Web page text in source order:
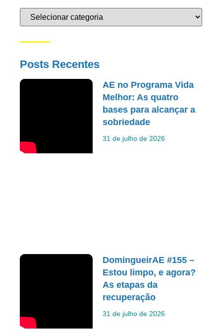
Posts Recentes
AE no Programa Vida
Melhor: As quatro
bases para alcançar a
sobriedade
31 de julho de 2026
DomingueirAE #155 –
Estou limpo, e agora?
As etapas da
recuperação
31 de julho de 2026